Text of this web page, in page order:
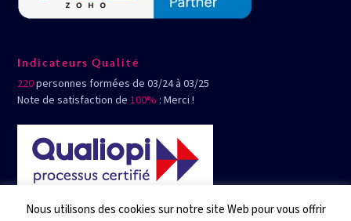
Indicateurs Qualité
220personnes formées de 03/24 à 03/25
Note de satisfaction de 100% : Merci !
Nous utilisons des cookies sur notre site Web pour vous offrir